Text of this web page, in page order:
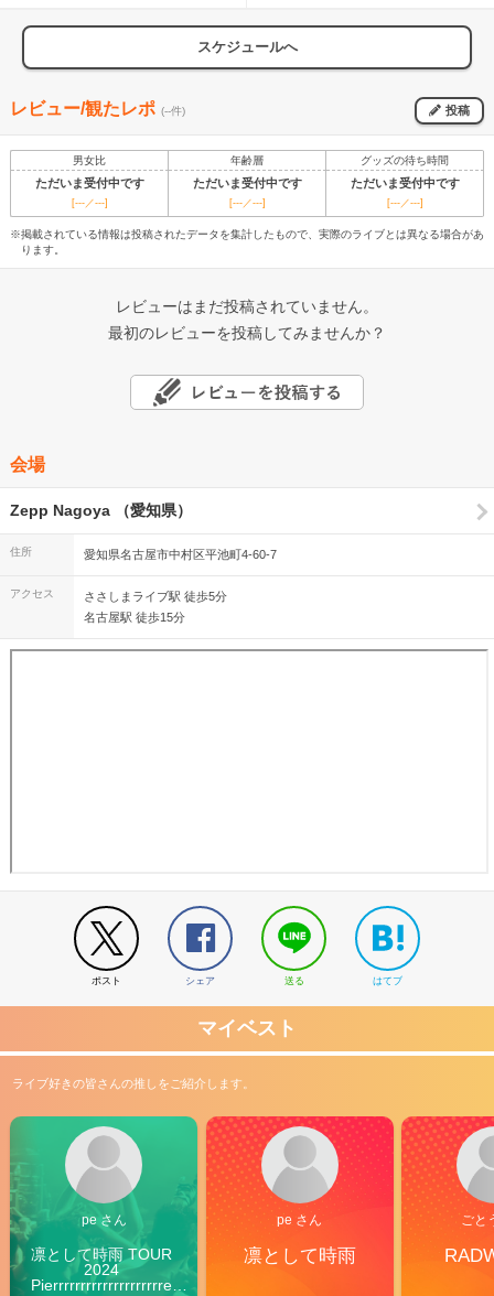
スケジュールへ
レビュー/観たレポ (--件) 投稿
男女比 年齢層 グッズの待ち時間
ただいま受付中です ただいま受付中です ただいま受付中です
[---／---] [---／---] [---／---]
※掲載されている情報は投稿されたデータを集計したもので、実際のライブとは異なる場合があ
ります。
レビューはまだ投稿されていません。
最初のレビューを投稿してみませんか？
会場
Zepp Nagoya （愛知県）
住所 愛知県名古屋市中村区平池町4-60-7
アクセス
ささしまライブ駅 徒歩5分
名古屋駅 徒歩15分
ポスト シェア 送る はてブ
マイベスト
ライブ好きの皆さんの推しをご紹介します。
pe さん
凛として時雨 TOUR
2024
Pierrrrrrrrrrrrrrrrrrrre
pe さん
凛として時雨
ごと